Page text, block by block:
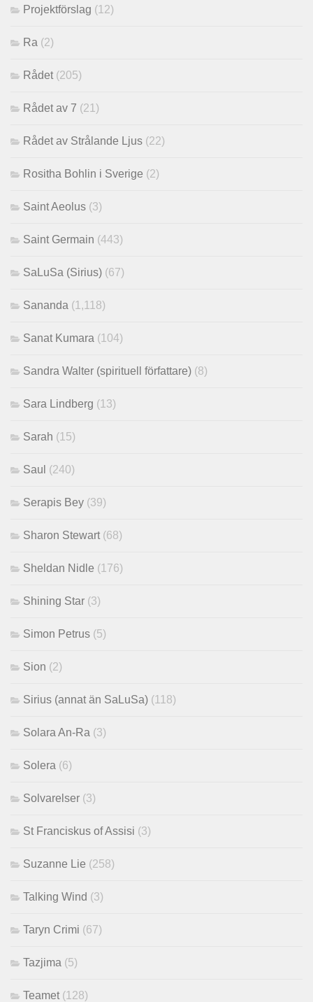
Projektförslag (12)
Ra (2)
Rådet (205)
Rådet av 7 (21)
Rådet av Strålande Ljus (22)
Rositha Bohlin i Sverige (2)
Saint Aeolus (3)
Saint Germain (443)
SaLuSa (Sirius) (67)
Sananda (1,118)
Sanat Kumara (104)
Sandra Walter (spirituell författare) (8)
Sara Lindberg (13)
Sarah (15)
Saul (240)
Serapis Bey (39)
Sharon Stewart (68)
Sheldan Nidle (176)
Shining Star (3)
Simon Petrus (5)
Sion (2)
Sirius (annat än SaLuSa) (118)
Solara An-Ra (3)
Solera (6)
Solvarelser (3)
St Franciskus of Assisi (3)
Suzanne Lie (258)
Talking Wind (3)
Taryn Crimi (67)
Tazjima (5)
Teamet (128)